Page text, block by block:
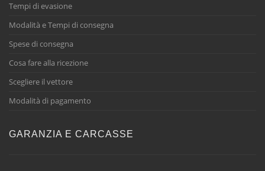
Tempi di evasione
Modalità e Tempi di consegna
Spese di consegna
Cosa fare alla ricezione
Scegliere il vettore
Modalità di pagamento
GARANZIA E CARCASSE